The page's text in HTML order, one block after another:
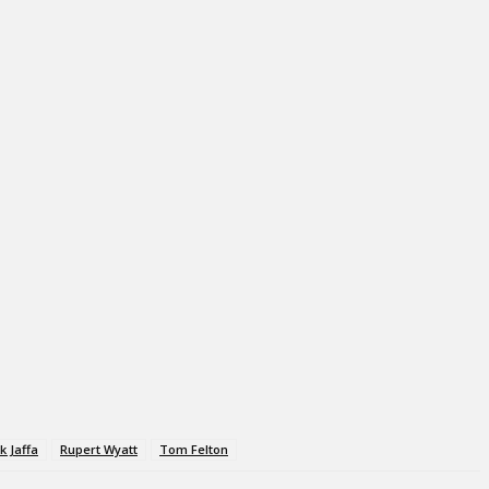
Jaffa Rupert Wyatt Tom Felton